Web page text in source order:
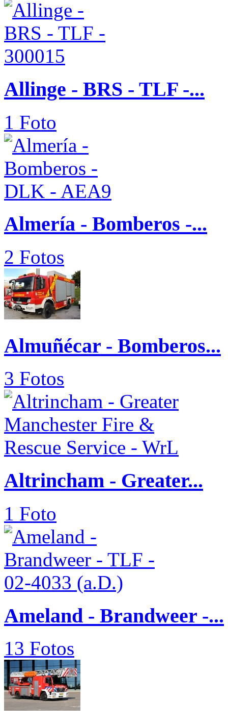
Allinge - BRS - TLF -...
1 Foto
Almería - Bomberos -...
2 Fotos
Almuñécar - Bomberos...
3 Fotos
Altrincham - Greater...
1 Foto
Ameland - Brandweer -...
13 Fotos